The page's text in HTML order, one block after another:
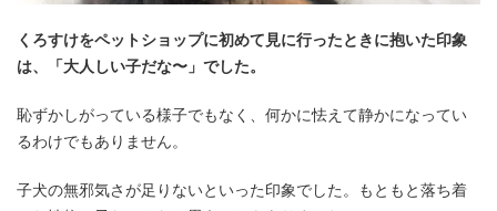
くろすけをペットショップに初めて見に行ったときに抱いた印象
は、「大人しい子だな〜」でした。
恥ずかしがっている様子でもなく、何かに怯えて静かになってい
るわけでもありません。
子犬の無邪気さが足りないといった印象でした。もともと落ち着